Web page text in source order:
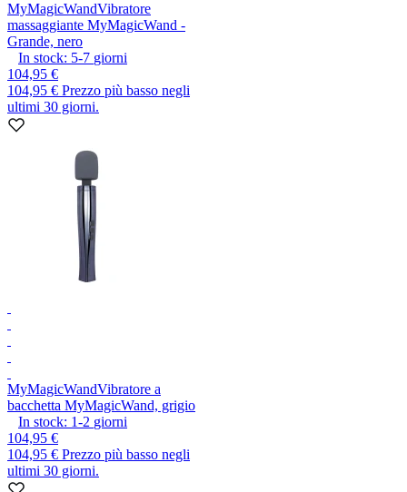
MyMagicWandVibratore
massaggiante MyMagicWand -
Grande, nero
In stock: 5-7 giorni
104,95 €
104,95 € Prezzo più basso negli
ultimi 30 giorni.
MyMagicWandVibratore a
bacchetta MyMagicWand, grigio
In stock: 1-2 giorni
104,95 €
104,95 € Prezzo più basso negli
ultimi 30 giorni.